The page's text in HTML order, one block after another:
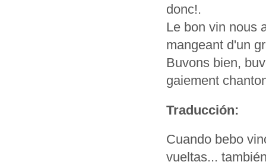
donc!.
Le bon vin nous
mangeant d'un
Buvons bien,
gaiement
Traducción:
Cuando bebo
vueltas...